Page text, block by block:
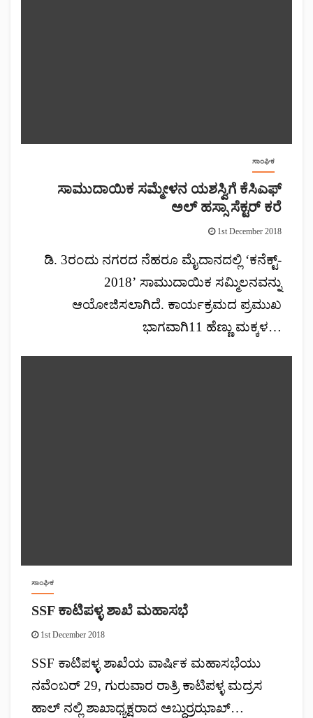
ಸಾಂಘಿಕ
ಸಾಮುದಾಯಿಕ ಸಮ್ಮೇಳನ ಯಶಸ್ವಿಗೆ ಕೆಸಿಎಫ್
ಅಲ್ ಹಸ್ಸಾ ಸೆಕ್ಟರ್ ಕರೆ
1st December 2018
ಡಿ. 3ರಂದು ನಗರದ ನೆಹರೂ ಮೈದಾನದಲ್ಲಿ ‘ಕನೆಕ್ಟ್-
2018’ ಸಾಮುದಾಯಿಕ ಸಮ್ಮಿಲನವನ್ನು
ಆಯೋಜಿಸಲಾಗಿದೆ. ಕಾರ್ಯಕ್ರಮದ ಪ್ರಮುಖ
ಭಾಗವಾಗಿ11 ಹೆಣ್ಣು ಮಕ್ಕಳ…
ಸಾಂಘಿಕ
SSF ಕಾಟಿಪಳ್ಳ ಶಾಖೆ ಮಹಾಸಭೆ
1st December 2018
SSF ಕಾಟಿಪಳ್ಳ ಶಾಖೆಯ ವಾರ್ಷಿಕ ಮಹಾಸಭೆಯು
ನವೆಂಬರ್ 29, ಗುರುವಾರ ರಾತ್ರಿ ಕಾಟಿಪಳ್ಳ ಮದ್ರಸ
ಹಾಲ್ ನಲ್ಲಿ ಶಾಖಾಧ್ಯಕ್ಷರಾದ ಅಬ್ದುರ್ರಝಾಖ್…